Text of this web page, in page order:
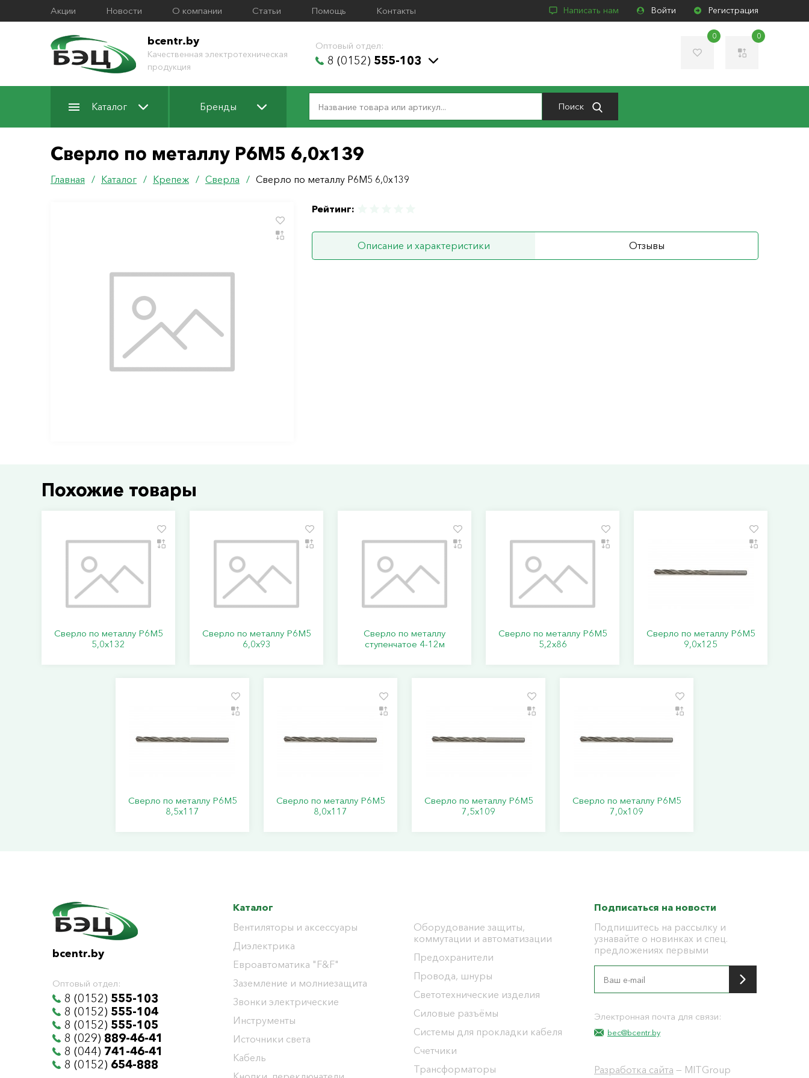
Акции Новости О компании Статьи Помощь Контакты Написать нам Войти Регистрация
bcentr.by
Качественная электротехническая
продукция
Оптовый отдел:
8 (0152) 555-103
0 0
Каталог Бренды Поиск
Сверло по металлу Р6М5 6,0х139
Главная / Каталог / Крепеж / Сверла / Сверло по металлу Р6М5 6,0х139
Рейтинг:
Описание и характеристики Отзывы
Похожие товары
Сверло по металлу Р6М5
5,0х132
Сверло по металлу Р6М5
6,0х93
Сверло по металлу
ступенчатое 4-12м
Сверло по металлу Р6М5
5,2х86
Сверло по металлу Р6М5
9,0х125
Сверло по металлу Р6М5
8,5х117
Сверло по металлу Р6М5
8,0х117
Сверло по металлу Р6М5
7,5х109
Сверло по металлу Р6М5
7,0х109
bcentr.by
Оптовый отдел:
8 (0152) 555-103
8 (0152) 555-104
8 (0152) 555-105
8 (029) 889-46-41
8 (044) 741-46-41
8 (0152) 654-888
Каталог
Вентиляторы и аксессуары
Диэлектрика
Евроавтоматика "F&F"
Заземление и молниезащита
Звонки электрические
Инструменты
Источники света
Кабель
Оборудование защиты,
коммутации и автоматизации
Предохранители
Провода, шнуры
Светотехнические изделия
Силовые разъёмы
Системы для прокладки кабеля
Счетчики
Трансформаторы
Подписаться на новости
Подпишитесь на рассылку и
узнавайте о новинках и спец.
предложениях первыми
Электронная почта для связи:
bec@bcentr.by
Разработка сайта — MITGroup